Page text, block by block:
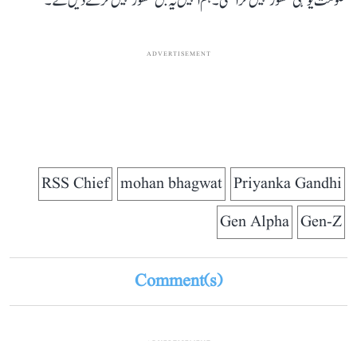
ADVERTISEMENT
Priyanka Gandhi
mohan bhagwat
RSS Chief
Gen-Z
Gen Alpha
Comment(s)